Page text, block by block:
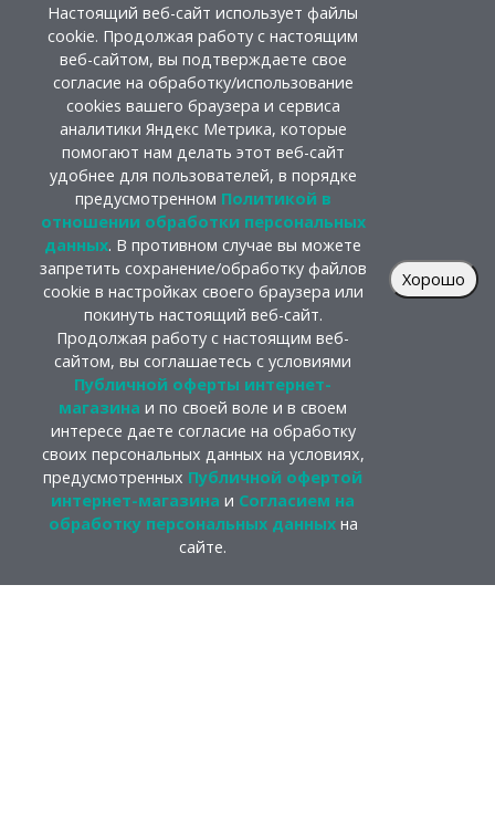
Настоящий веб-сайт использует файлы
cookie. Продолжая работу с настоящим
веб-сайтом, вы подтверждаете свое
согласие на обработку/использование
cookies вашего браузера и сервиса
аналитики Яндекс Метрика, которые
помогают нам делать этот веб-сайт
удобнее для пользователей, в порядке
предусмотренном Политикой в
отношении обработки персональных
данных. В противном случае вы можете
запретить сохранение/обработку файлов
cookie в настройках своего браузера или
покинуть настоящий веб-сайт.
Продолжая работу с настоящим веб-
сайтом, вы соглашаетесь с условиями
Публичной оферты интернет-
магазина и по своей воле и в своем
интересе даете согласие на обработку
своих персональных данных на условиях,
предусмотренных Публичной офертой
интернет-магазина и Согласием на
обработку персональных данныхна
сайте.
Хорошо